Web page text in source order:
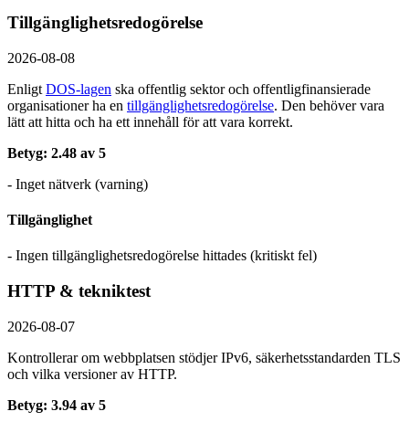
Tillgänglighetsredogörelse
2026-08-08
Enligt DOS-lagen ska offentlig sektor och offentlig­finansierade
organisationer ha en tillgänglighets­redogörelse. Den behöver vara
lätt att hitta och ha ett innehåll för att vara korrekt.
Betyg: 2.48 av 5
- Inget nätverk (varning)
Tillgänglighet
- Ingen tillgänglighetsredogörelse hittades (kritiskt fel)
HTTP & tekniktest
2026-08-07
Kontrollerar om webbplatsen stödjer IPv6, säkerhets­standarden TLS
och vilka versioner av HTTP.
Betyg: 3.94 av 5